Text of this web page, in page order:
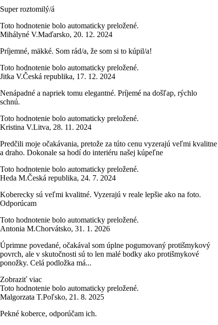
Super roztomilý/á
Toto hodnotenie bolo automaticky preložené.
Mihályné V.Maďarsko, 20. 12. 2024
Príjemné, mäkké. Som rád/a, že som si to kúpil/a!
Toto hodnotenie bolo automaticky preložené.
Jitka V.Česká republika, 17. 12. 2024
Nenápadné a napriek tomu elegantné. Príjemé na došľap, rýchlo
schnú.
Toto hodnotenie bolo automaticky preložené.
Kristina V.Litva, 28. 11. 2024
Predčili moje očakávania, pretože za túto cenu vyzerajú veľmi kvalitne
a draho. Dokonale sa hodí do interiéru našej kúpeľne
Toto hodnotenie bolo automaticky preložené.
Heda M.Česká republika, 24. 7. 2024
Koberecky sú veľmi kvalitné. Vyzerajú v reale lepšie ako na foto.
Odporúcam
Toto hodnotenie bolo automaticky preložené.
Antonia M.Chorvátsko, 31. 1. 2026
Úprimne povedané, očakával som úplne pogumovaný protišmykový
povrch, ale v skutočnosti sú to len malé bodky ako protišmykové
ponožky. Celá podložka má...
Zobraziť viac
Toto hodnotenie bolo automaticky preložené.
Malgorzata T.Poľsko, 21. 8. 2025
Pekné koberce, odporúčam ich.